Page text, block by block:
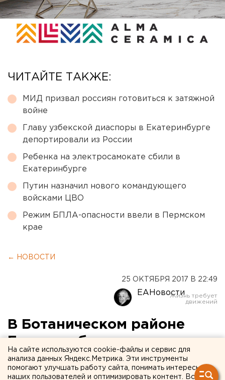
ЧИТАЙТЕ ТАКЖЕ:
МИД призвал россиян готовиться к затяжной
войне
Главу узбекской диаспоры в Екатеринбурге
депортировали из России
Ребенка на электросамокате сбили в
Екатеринбурге
Путин назначил нового командующего
войсками ЦВО
Режим БПЛА-опасности ввели в Пермском
крае
← НОВОСТИ
25 ОКТЯБРЯ 2017 В 22:49
ЕАНовости
В Ботаническом районе
Екатеринбурга вспыхнул
пожар
На сайте используются cookie-файлы и сервис для
анализа данных Яндекс.Метрика. Эти инструменты
помогают улучшать работу сайта, понимать интересы
наших пользователей и оптимизировать контент. Вся